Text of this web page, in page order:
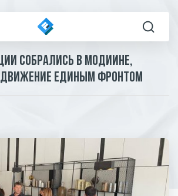
Технологии
Пресса
собрались в Модиине,
единым фронтом